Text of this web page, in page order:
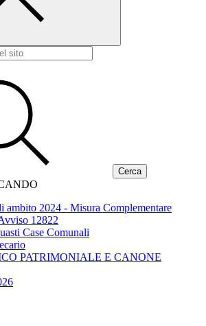
ambito 2024 - Misura Complementare
12822
Case Comunali
PATRIMONIALE E CANONE